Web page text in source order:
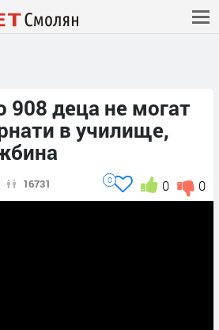
908 деца не могат
в училище,
16731 0
0
0